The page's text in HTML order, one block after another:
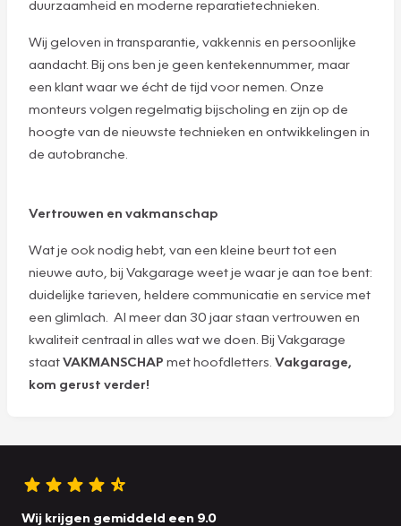
duurzaamheid en moderne reparatietechnieken.
Wij geloven in transparantie, vakkennis en persoonlijke
aandacht. Bij ons ben je geen kentekennummer, maar
een klant waar we écht de tijd voor nemen. Onze
monteurs volgen regelmatig bijscholing en zijn op de
hoogte van de nieuwste technieken en ontwikkelingen in
de autobranche.
Vertrouwen en vakmanschap
Wat je ook nodig hebt, van een kleine beurt tot een
nieuwe auto, bij Vakgarage weet je waar je aan toe bent:
duidelijke tarieven, heldere communicatie en service met
een glimlach. Al meer dan 30 jaar staan vertrouwen en
kwaliteit centraal in alles wat we doen. Bij Vakgarage
staatVAKMANSCHAP met hoofdletters. Vakgarage,
kom gerust verder!
Wij krijgen gemiddeld een 9.0